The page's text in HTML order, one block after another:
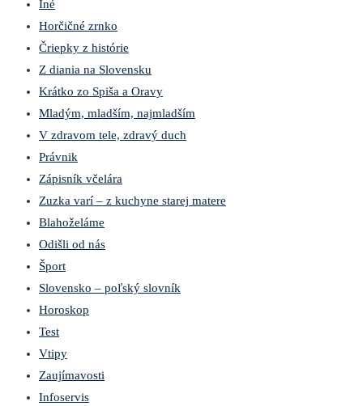
Iné
Horčičné zrnko
Čriepky z histórie
Z diania na Slovensku
Krátko zo Spiša a Oravy
Mladým, mladším, najmladším
V zdravom tele, zdravý duch
Právnik
Zápisník včelára
Zuzka varí – z kuchyne starej matere
Blahoželáme
Odišli od nás
Šport
Slovensko – poľský slovník
Horoskop
Test
Vtipy
Zaujímavosti
Infoservis